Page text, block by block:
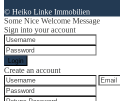
© Heiko Linke Immobilien
Some Nice Welcome Message
Sign into your account
Login
Create an account